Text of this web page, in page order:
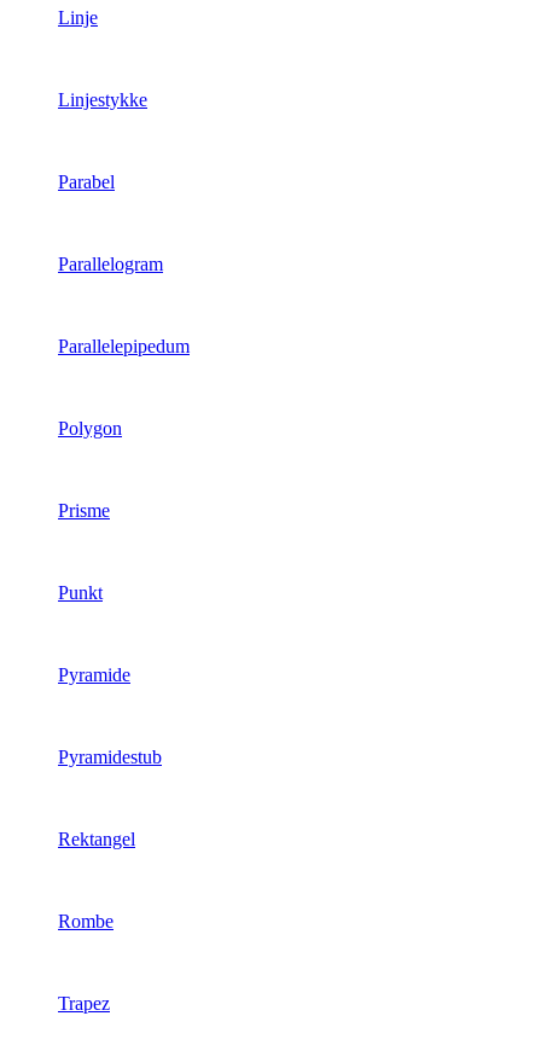
Linje
Linjestykke
Parabel
Parallelogram
Parallelepipedum
Polygon
Prisme
Punkt
Pyramide
Pyramidestub
Rektangel
Rombe
Trapez